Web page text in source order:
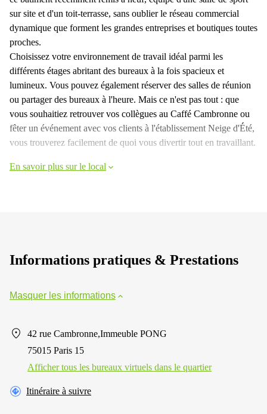
sur site et d'un toit-terrasse, sans oublier le réseau commercial
dynamique que forment les grandes entreprises et boutiques toutes
proches.
Choisissez votre environnement de travail idéal parmi les
différents étages abritant des bureaux à la fois spacieux et
lumineux. Vous pouvez également réserver des salles de réunion
ou partager des bureaux à l'heure. Mais ce n'est pas tout : que
vous souhaitiez retrouver vos collègues au Caffé Cambronne ou
fêter un événement avec vos clients à l'établissement Neige d'Été,
vous trouverez facilement de quoi vous divertir tout en travaillant.
En savoir plus sur le local
Informations pratiques & Prestations
Masquer les informations
42 rue Cambronne,Immeuble PONG
75015 Paris 15
Afficher tous les bureaux virtuels dans le quartier
Itinéraire à suivre